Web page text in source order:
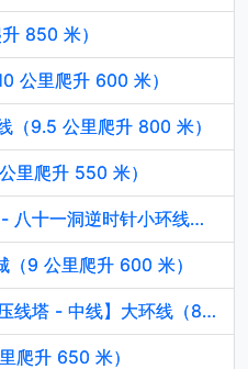
850 米）
公里爬升 600 米）
（9.5 公里爬升 800 米）
里爬升 550 米）
86. 后花园黑龙潭 - 一线天 - 八十一洞逆时针小环线（5 公里爬升 400 米）
（9 公里爬升 600 米）
88. 凤凰岭【后山南线 - 高压线塔 - 中线】大环线（8 公里爬升 800 米）
爬升 650 米）